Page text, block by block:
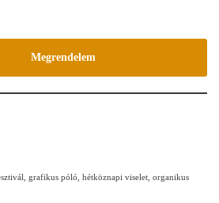
Megrendelem
, grafikus póló, hétköznapi viselet, organikus